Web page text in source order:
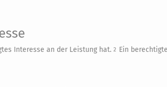
Interesse an der Leistung hat. 2 Ein